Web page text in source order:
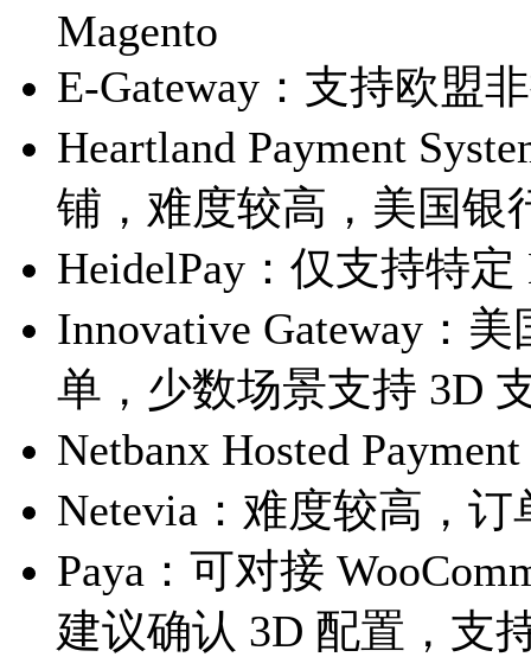
Magento
E-Gateway：支持欧盟
Heartland Payment
铺，难度较高，美国银
HeidelPay：仅支持特
Innovative Gateway：
单，少数场景支持 3D
Netbanx Hosted
Netevia：难度较高，
Paya：可对接
建议确认 3D 配置，支